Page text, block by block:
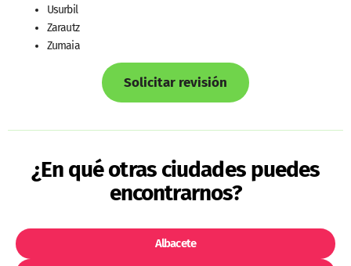
Usurbil
Zarautz
Zumaia
Solicitar revisión
¿En qué otras ciudades puedes
encontrarnos?
Albacete